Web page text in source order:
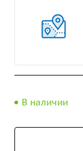
В наличии